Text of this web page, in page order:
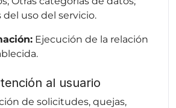
uso del servicio.
Ejecución de la relación
al usuario
de solicitudes, quejas,